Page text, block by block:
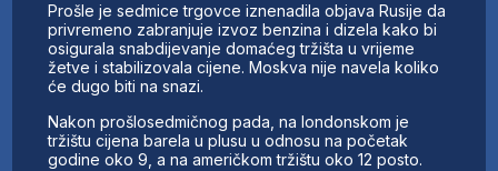
Prošle je sedmice trgovce iznenadila objava Rusije da
privremeno zabranjuje izvoz benzina i dizela kako bi
osigurala snabdijevanje domaćeg tržišta u vrijeme
žetve i stabilizovala cijene. Moskva nije navela koliko
će dugo biti na snazi.
Nakon prošlosedmičnog pada, na londonskom je
tržištu cijena barela u plusu u odnosu na početak
godine oko 9, a na američkom tržištu oko 12 posto.